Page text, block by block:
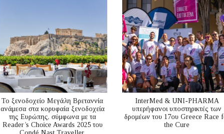
Το ξενοδοχείο Μεγάλη Βρεταννία
ανάμεσα στα κορυφαία ξενοδοχεία
της Ευρώπης, σύμφωνα με τα
Reader’s Choice Awards 2025 του
InterMed & UNI-PHARMA
υπερήφανοι υποστηρικτές των
δρομέων του 17ου Greece Race
the Cure